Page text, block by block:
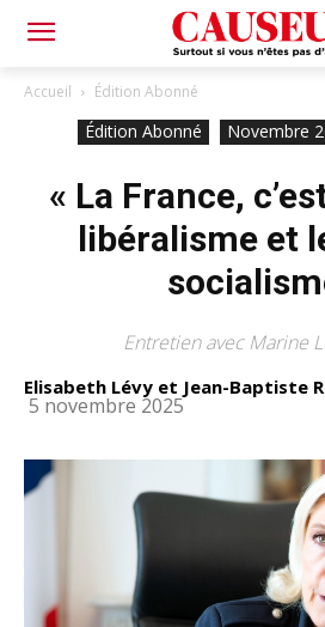
Accueil Édition Abonné
Édition Abonné Novembre
« La France,
libéralisme et
Entretien avec Marine
Elisabeth Lévy et Jean-Baptiste
5 novembre 2025